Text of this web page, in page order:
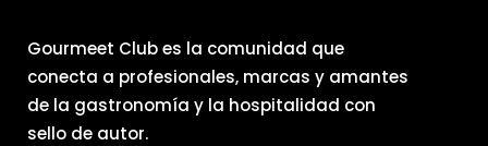
Gourmeet Club es la comunidad que
conecta a profesionales, marcas y amantes
de la gastronomía y la hospitalidad con
sello de autor.